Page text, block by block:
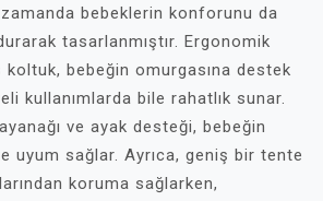
zamanda bebeklerin konforunu da
tasarlanmıştır. Ergonomik
koltuk, bebeğin omurgasına destek
kullanımlarda bile rahatlık sunar.
ve ayak desteği, bebeğin
uyum sağlar. Ayrıca, geniş bir tente
koruma sağlarken,